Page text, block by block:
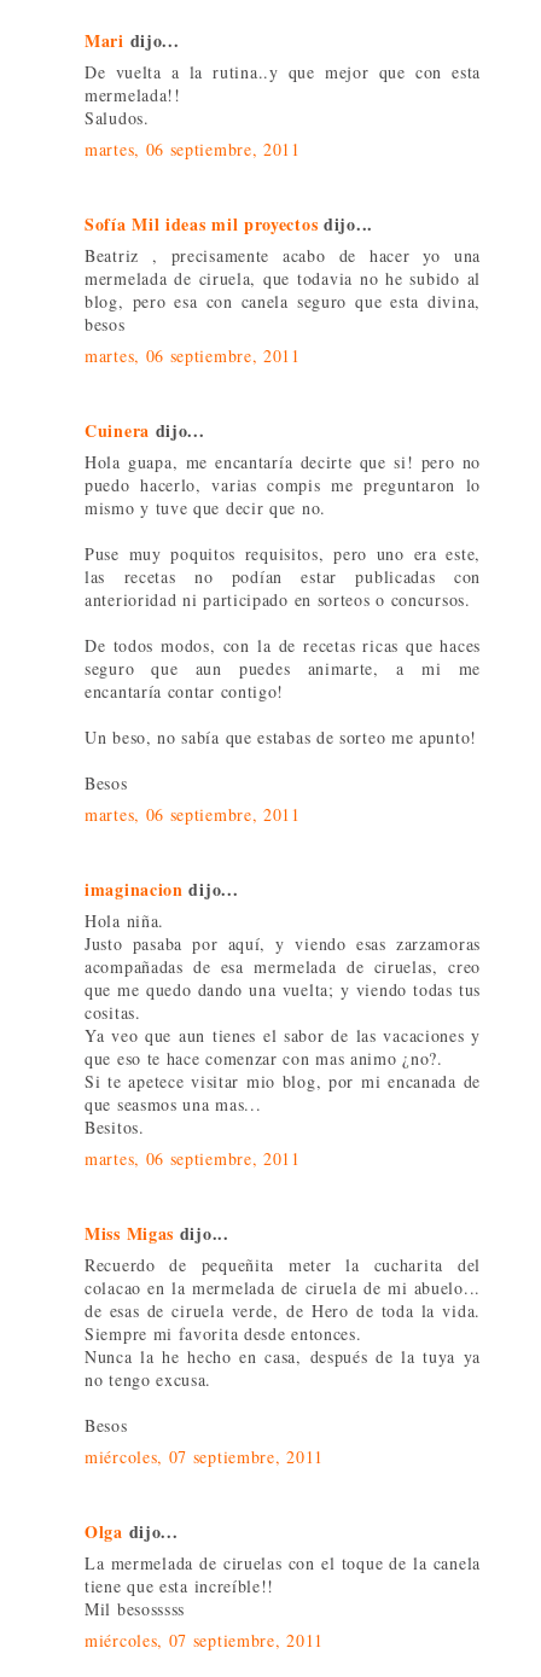
Mari dijo...
De vuelta a la rutina..y que mejor que con esta
mermelada!!
Saludos.
martes, 06 septiembre, 2011
Sofía Mil ideas mil proyectos dijo...
Beatriz , precisamente acabo de hacer yo una
mermelada de ciruela, que todavia no he subido al
blog, pero esa con canela seguro que esta divina,
besos
martes, 06 septiembre, 2011
Cuinera dijo...
Hola guapa, me encantaría decirte que si! pero no
puedo hacerlo, varias compis me preguntaron lo
mismo y tuve que decir que no.
Puse muy poquitos requisitos, pero uno era este,
las recetas no podían estar publicadas con
anterioridad ni participado en sorteos o concursos.
De todos modos, con la de recetas ricas que haces
seguro que aun puedes animarte, a mi me
encantaría contar contigo!
Un beso, no sabía que estabas de sorteo me apunto!
Besos
martes, 06 septiembre, 2011
imaginacion dijo...
Hola niña.
Justo pasaba por aquí, y viendo esas zarzamoras
acompañadas de esa mermelada de ciruelas, creo
que me quedo dando una vuelta; y viendo todas tus
cositas.
Ya veo que aun tienes el sabor de las vacaciones y
que eso te hace comenzar con mas animo ¿no?.
Si te apetece visitar mio blog, por mi encanada de
que seasmos una mas...
Besitos.
martes, 06 septiembre, 2011
Miss Migas dijo...
Recuerdo de pequeñita meter la cucharita del
colacao en la mermelada de ciruela de mi abuelo...
de esas de ciruela verde, de Hero de toda la vida.
Siempre mi favorita desde entonces.
Nunca la he hecho en casa, después de la tuya ya
no tengo excusa.
Besos
miércoles, 07 septiembre, 2011
Olga dijo...
La mermelada de ciruelas con el toque de la canela
tiene que esta increíble!!
Mil besosssss
miércoles, 07 septiembre, 2011